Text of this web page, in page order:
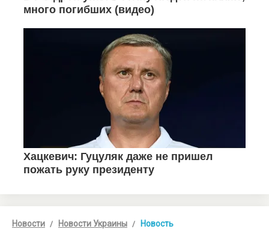
Новости Новости Украины Новость